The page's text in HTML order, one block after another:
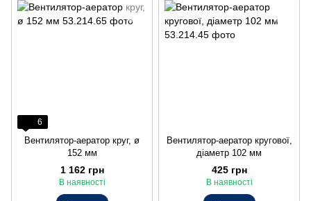
6
Вентилятор-аератор круг, ø
152 мм
1 162 грн
В наявності
Вентилятор-аератор кругової,
діаметр 102 мм
425 грн
В наявності